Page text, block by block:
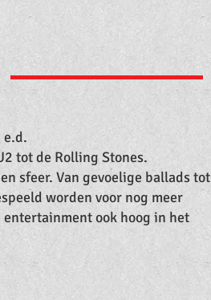
e.d.
tot de Rolling Stones.
sfeer. Van gevoelige ballads tot
worden voor nog meer
ook hoog in het